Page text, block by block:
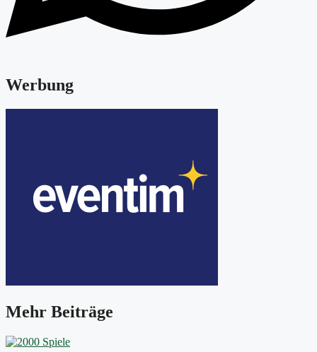
Werbung
Mehr Beiträge